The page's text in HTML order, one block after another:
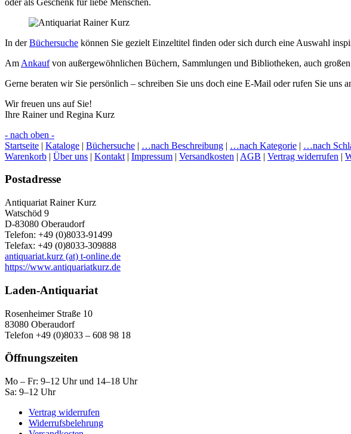
In derBüchersuche können Sie gezielt Einzeltitel finden oder sich durch eine Auswahl
Am Ankaufvon außergewöhnlichen Büchern, Sammlungen und Bibliotheken, auch
Gerne beraten wir Sie persönlich – schreiben Sie uns doch eine E-Mail oder rufen Sie uns
Wir freuen uns auf Sie!
Ihre Rainer und Regina Kurz
- nach oben -
Startseite | Kataloge | Büchersuche | …nach Beschreibung | …nach Kategorie | …nach
Warenkorb | Über uns | Kontakt | Impressum | Versandkosten | AGB | Vertrag widerrufen |
Postadresse
Antiquariat Rainer Kurz
Watschöd 9
D-83080 Oberaudorf
Telefon: +49 (0)8033-91499
Telefax: +49 (0)8033-309888
antiquariat.kurz (at) t-online.de
https://www.antiquariatkurz.de
Laden-Antiquariat
Rosenheimer Straße 10
83080 Oberaudorf
Telefon +49 (0)8033 – 608 98 18
Öffnungszeiten
Mo – Fr: 9–12 Uhr und 14–18 Uhr
Sa: 9–12 Uhr
Vertrag widerrufen
Widerrufsbelehrung